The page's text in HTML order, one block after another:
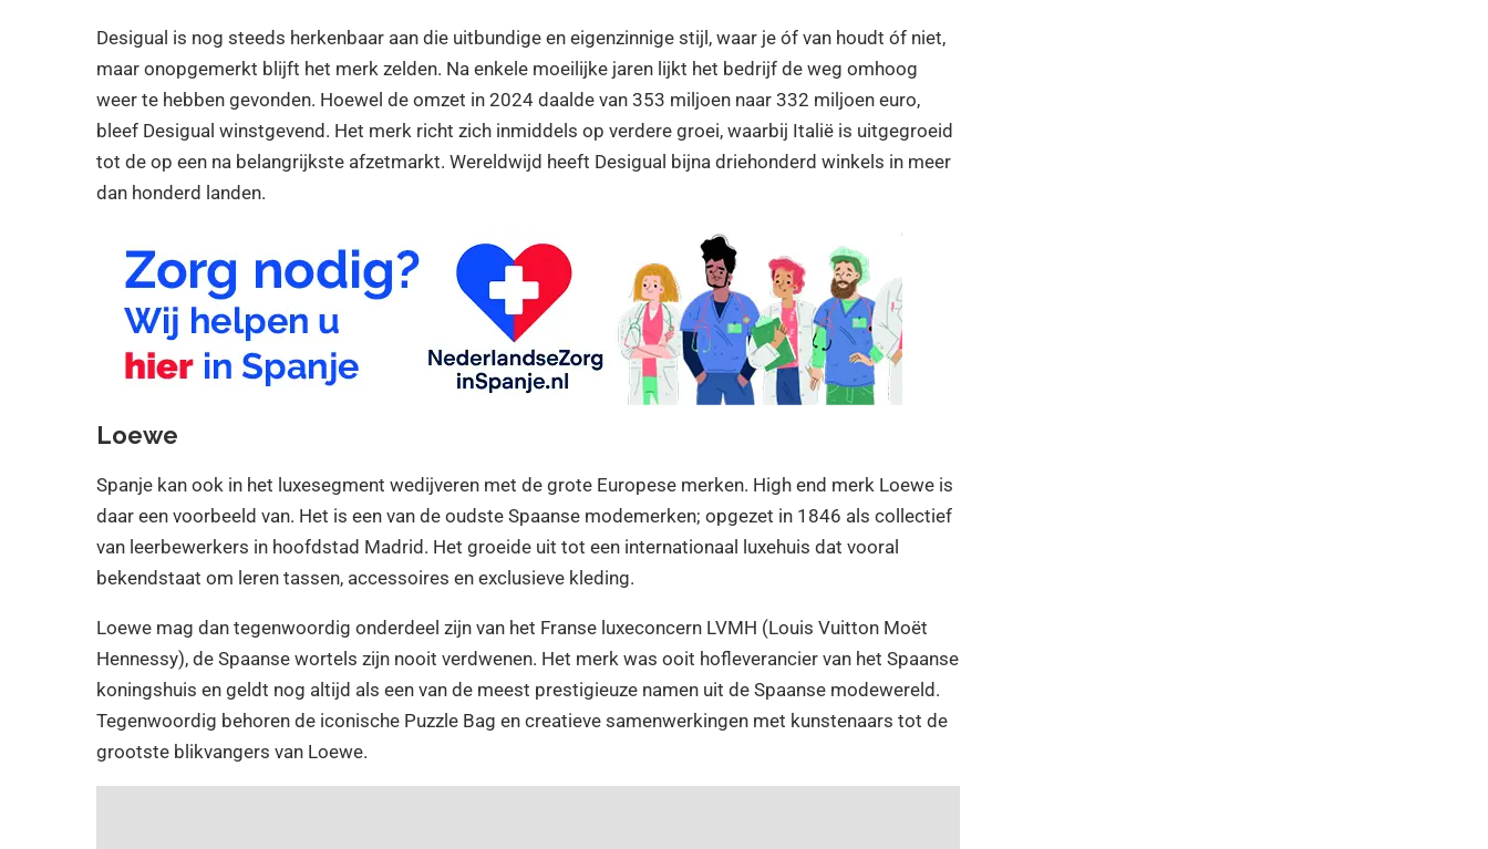
Desigual is nog steeds herkenbaar aan die uitbundige en eigenzinnige stijl, waar je óf van houdt óf niet,
maar onopgemerkt blijft het merk zelden. Na enkele moeilijke jaren lijkt het bedrijf de weg omhoog
weer te hebben gevonden. Hoewel de omzet in 2024 daalde van 353 miljoen naar 332 miljoen euro,
bleef Desigual winstgevend. Het merk richt zich inmiddels op verdere groei, waarbij Italië is uitgegroeid
tot de op een na belangrijkste afzetmarkt. Wereldwijd heeft Desigual bijna driehonderd winkels in meer
dan honderd landen.
Loewe
Spanje kan ook in het luxesegment wedijveren met de grote Europese merken. High end merk Loewe is
daar een voorbeeld van. Het is een van de oudste Spaanse modemerken; opgezet in 1846 als collectief
van leerbewerkers in hoofdstad Madrid. Het groeide uit tot een internationaal luxehuis dat vooral
bekendstaat om leren tassen, accessoires en exclusieve kleding.
Loewe mag dan tegenwoordig onderdeel zijn van het Franse luxeconcern LVMH (Louis Vuitton Moët
Hennessy), de Spaanse wortels zijn nooit verdwenen. Het merk was ooit hofleverancier van het Spaanse
koningshuis en geldt nog altijd als een van de meest prestigieuze namen uit de Spaanse modewereld.
Tegenwoordig behoren de iconische Puzzle Bag en creatieve samenwerkingen met kunstenaars tot de
grootste blikvangers van Loewe.